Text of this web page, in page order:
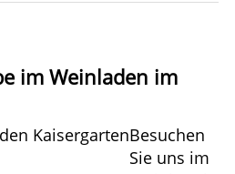
im Weinladen im
Besuchen
Sie uns im